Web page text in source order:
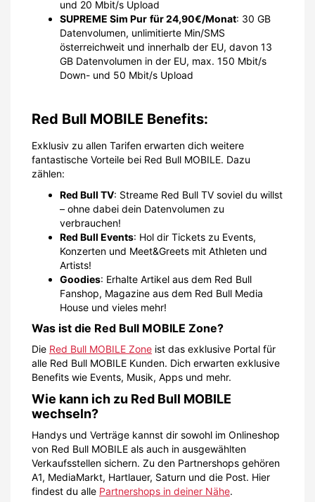
und 20 Mbit/s Upload
SUPREME Sim Pur für 24,90€/Monat: 30 GB
Datenvolumen, unlimitierte Min/SMS
österreichweit und innerhalb der EU, davon 13
GB Datenvolumen in der EU, max. 150 Mbit/s
Down- und 50 Mbit/s Upload
Red Bull MOBILE Benefits:
Exklusiv zu allen Tarifen erwarten dich weitere
fantastische Vorteile bei Red Bull MOBILE. Dazu
zählen:
Red Bull TV: Streame Red Bull TV soviel du willst
– ohne dabei dein Datenvolumen zu
verbrauchen!
Red Bull Events: Hol dir Tickets zu Events,
Konzerten und Meet&Greets mit Athleten und
Artists!
Goodies: Erhalte Artikel aus dem Red Bull
Fanshop, Magazine aus dem Red Bull Media
House und vieles mehr!
Was ist die Red Bull MOBILE Zone?
Die Red Bull MOBILE Zone ist das exklusive Portal für
alle Red Bull MOBILE Kunden. Dich erwarten exklusive
Benefits wie Events, Musik, Apps und mehr.
Wie kann ich zu Red Bull MOBILE
wechseln?
Handys und Verträge kannst dir sowohl im Onlineshop
von Red Bull MOBILE als auch in ausgewählten
Verkaufsstellen sichern. Zu den Partnershops gehören
A1, MediaMarkt, Hartlauer, Saturn und die Post. Hier
findest du alle Partnershops in deiner Nähe.